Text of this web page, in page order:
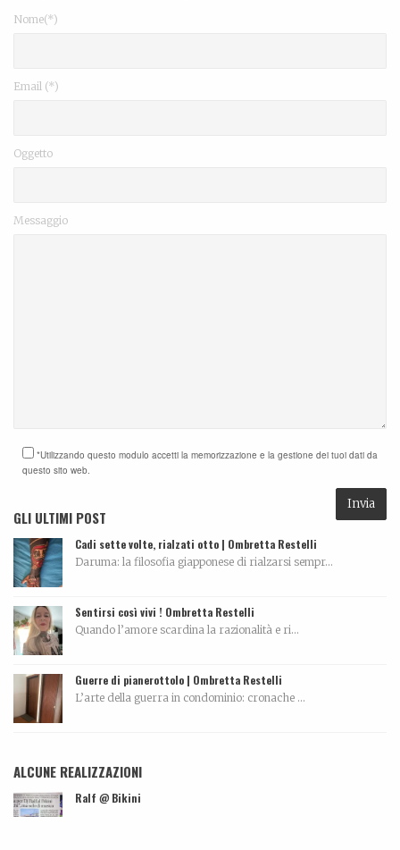
Nome(*)
Email (*)
Oggetto
Messaggio
*Utilizzando questo modulo accetti la memorizzazione e la gestione dei tuoi dati da
questo sito web.
GLI ULTIMI POST
Cadi sette volte, rialzati otto | Ombretta Restelli
Daruma: la filosofia giapponese di rialzarsi sempr...
Sentirsi così vivi ! Ombretta Restelli
Quando l’amore scardina la razionalità e ri...
Guerre di pianerottolo | Ombretta Restelli
L’arte della guerra in condominio: cronache ...
ALCUNE REALIZZAZIONI
Ralf @ Bikini